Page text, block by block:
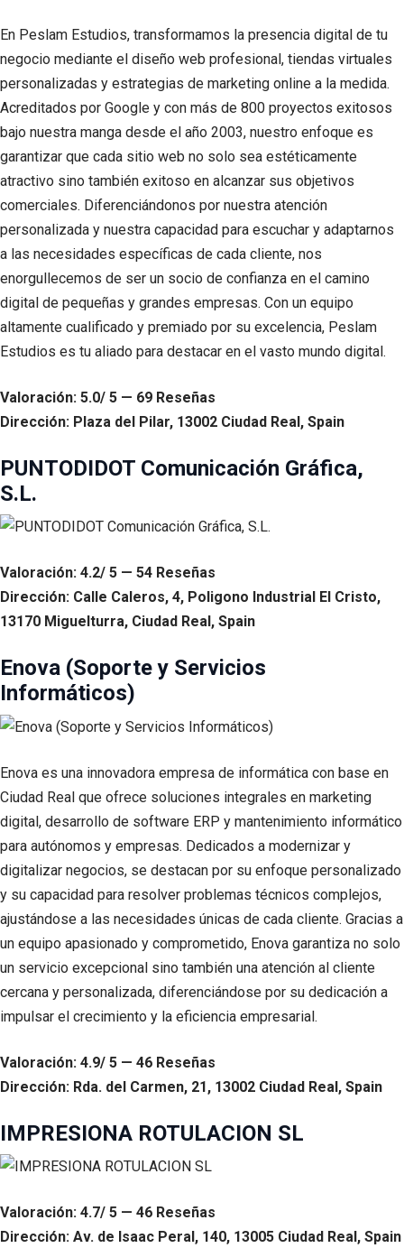
En Peslam Estudios, transformamos la presencia digital de tu
negocio mediante el diseño web profesional, tiendas virtuales
personalizadas y estrategias de marketing online a la medida.
Acreditados por Google y con más de 800 proyectos exitosos
bajo nuestra manga desde el año 2003, nuestro enfoque es
garantizar que cada sitio web no solo sea estéticamente
atractivo sino también exitoso en alcanzar sus objetivos
comerciales. Diferenciándonos por nuestra atención
personalizada y nuestra capacidad para escuchar y adaptarnos
a las necesidades específicas de cada cliente, nos
enorgullecemos de ser un socio de confianza en el camino
digital de pequeñas y grandes empresas. Con un equipo
altamente cualificado y premiado por su excelencia, Peslam
Estudios es tu aliado para destacar en el vasto mundo digital.
Valoración: 5.0/ 5 — 69 Reseñas
Dirección: Plaza del Pilar, 13002 Ciudad Real, Spain
PUNTODIDOT Comunicación Gráfica,
S.L.
Valoración: 4.2/ 5 — 54 Reseñas
Dirección: Calle Caleros, 4, Poligono Industrial El Cristo,
13170 Miguelturra, Ciudad Real, Spain
Enova (Soporte y Servicios
Informáticos)
Enova es una innovadora empresa de informática con base en
Ciudad Real que ofrece soluciones integrales en marketing
digital, desarrollo de software ERP y mantenimiento informático
para autónomos y empresas. Dedicados a modernizar y
digitalizar negocios, se destacan por su enfoque personalizado
y su capacidad para resolver problemas técnicos complejos,
ajustándose a las necesidades únicas de cada cliente. Gracias a
un equipo apasionado y comprometido, Enova garantiza no solo
un servicio excepcional sino también una atención al cliente
cercana y personalizada, diferenciándose por su dedicación a
impulsar el crecimiento y la eficiencia empresarial.
Valoración: 4.9/ 5 — 46 Reseñas
Dirección: Rda. del Carmen, 21, 13002 Ciudad Real, Spain
IMPRESIONA ROTULACION SL
Valoración: 4.7/ 5 — 46 Reseñas
Dirección: Av. de Isaac Peral, 140, 13005 Ciudad Real, Spain